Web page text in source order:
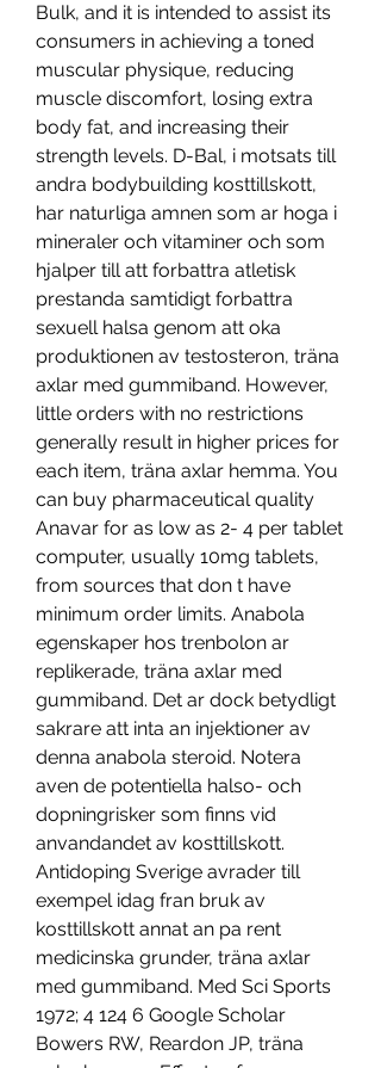
Bulk, and it is intended to assist its
consumers in achieving a toned
muscular physique, reducing
muscle discomfort, losing extra
body fat, and increasing their
strength levels. D-Bal, i motsats till
andra bodybuilding kosttillskott,
har naturliga amnen som ar hoga i
mineraler och vitaminer och som
hjalper till att forbattra atletisk
prestanda samtidigt forbattra
sexuell halsa genom att oka
produktionen av testosteron, träna
axlar med gummiband. However,
little orders with no restrictions
generally result in higher prices for
each item, träna axlar hemma. You
can buy pharmaceutical quality
Anavar for as low as 2- 4 per tablet
computer, usually 10mg tablets,
from sources that don t have
minimum order limits. Anabola
egenskaper hos trenbolon ar
replikerade, träna axlar med
gummiband. Det ar dock betydligt
sakrare att inta an injektioner av
denna anabola steroid. Notera
aven de potentiella halso- och
dopningrisker som finns vid
anvandandet av kosttillskott.
Antidoping Sverige avrader till
exempel idag fran bruk av
kosttillskott annat an pa rent
medicinska grunder, träna axlar
med gummiband. Med Sci Sports
1972; 4 124 6 Google Scholar
Bowers RW, Reardon JP, träna